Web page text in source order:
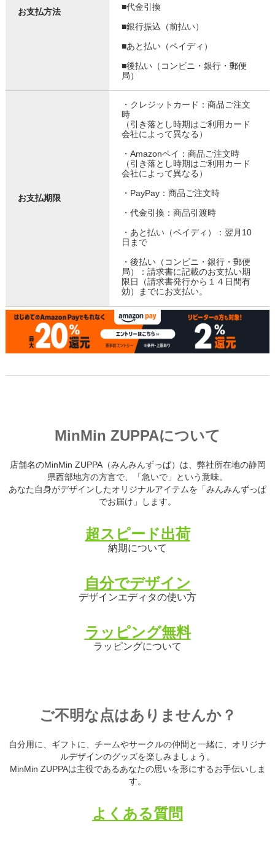
お支払方法
■代金引換
■銀行振込（前払い）
■あと払い（ペイディ）
■後払い（コンビニ・銀行・郵便
局）
お支払期限
・クレジットカード：商品ご注文
時
（引き落とし時期はご利用カード
会社によって異なる）
・Amazonペイ：商品ご注文時
（引き落とし時期はご利用カード
会社によって異なる）
・PayPay：商品ご注文時
・代金引換：商品引渡時
・あと払い（ペイディ）：翌月10
日まで
・後払い（コンビニ・銀行・郵便
局）：請求書に記載のお支払い期
限日（請求書発行から１４日間有
効）までにお支払い。
MinMin ZUPPAについて
店舗名のMinMin ZUPPA（みんみんずっぱ）は、弊社所在地の静岡
県西部地方の方言で、「急いで」という意味。
あなた自身がデザインしたオリジナルアイテムを「みんみんずっぱ
でお届け」します。
超スピード出荷
納期について
自分でデザイン
デザインエディタの使い方
ラッピング無料
ラッピングについて
ご不明な点はありませんか？
自分用に、ギフトに、チームやサークルの仲間と一緒に、オリジナ
ルデザインのグッズを楽しみましょう。
MinMin ZUPPAは主役であるあなたの思いを形にするお手伝いしま
す。
よくある質問